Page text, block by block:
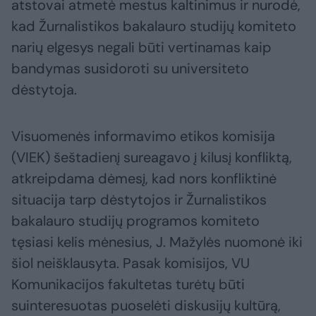
atstovai atmetė mestus kaltinimus ir nurodė,
kad Žurnalistikos bakalauro studijų komiteto
narių elgesys negali būti vertinamas kaip
bandymas susidoroti su universiteto
dėstytoja.
Visuomenės informavimo etikos komisija
(VIEK) šeštadienį sureagavo į kilusį konfliktą,
atkreipdama dėmesį, kad nors konfliktinė
situacija tarp dėstytojos ir Žurnalistikos
bakalauro studijų programos komiteto
tęsiasi kelis mėnesius, J. Mažylės nuomonė iki
šiol neišklausyta. Pasak komisijos, VU
Komunikacijos fakultetas turėtų būti
suinteresuotas puoselėti diskusijų kultūrą,